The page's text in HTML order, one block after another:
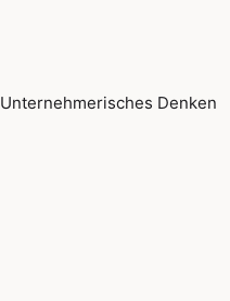
Unternehmerisches Denken